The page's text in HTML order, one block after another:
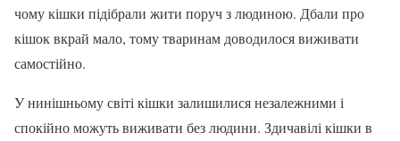
чому кішки підібрали жити поруч з людиною. Дбали про
кішок вкрай мало, тому тваринам доводилося виживати
самостійно.
У нинішньому світі кішки залишилися незалежними і
спокійно можуть виживати без людини. Здичавілі кішки в